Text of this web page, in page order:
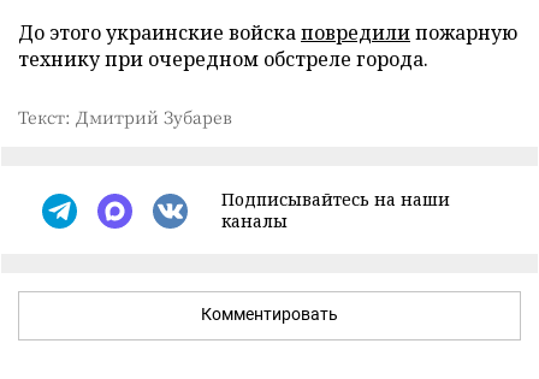
До этого украинские войскаповредилипожарную
технику при очередном обстреле города.
Текст: Дмитрий Зубарев
Подписывайтесь на наши
каналы
Комментировать